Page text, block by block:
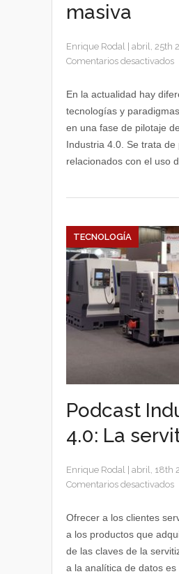
masiva
Enrique Rodal abril, 25th
Comentarios desactivadosen
En la actualidad hay
tecnologías y
en una fase de pilotaje
Industria 4.0. Se trata de
relacionados con el uso
TECNOLOGÍA
Podcast
4.0: La
Enrique Rodal abril, 18th
Comentarios desactivadosen
Ofrecer a los clientes
a los productos que
de las claves de la
a la analítica de datos es